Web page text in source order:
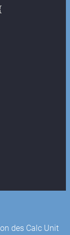
des Calc Unit